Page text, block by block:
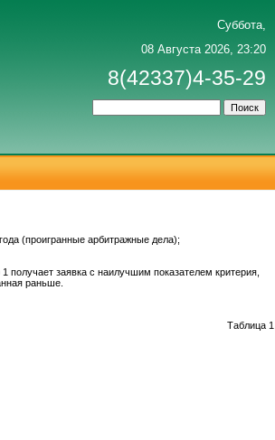
Суббота,
08 Августа 2026, 23:20
8(42337)4-35-29
(проигранные арбитражные дела);
получает заявка с наилучшим показателем критерия,
раньше.
Таблица 1